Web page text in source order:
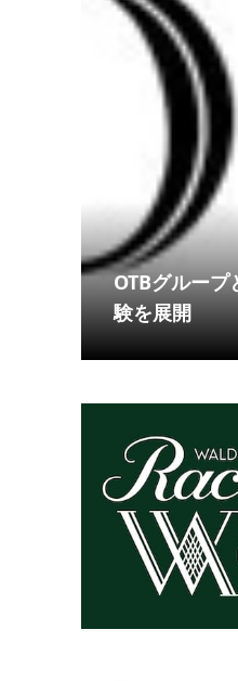
OTBグルー
験を展開